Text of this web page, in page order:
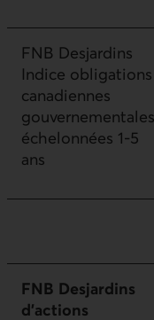
FNB Desjardins
Indice obligations
canadiennes
gouvernementales
échelonnées 1-5
ans
FNB Desjardins
d’actions